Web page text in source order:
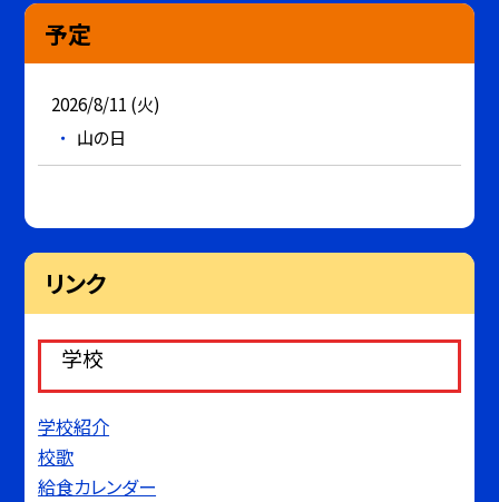
予定
2026/8/11 (火)
山の日
リンク
学校
学校紹介
校歌
給食カレンダー